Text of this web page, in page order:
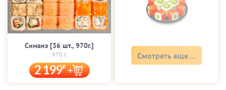
Симанэ [36 шт., 970г.]
970 г.
2 199
Смотреть еще ...